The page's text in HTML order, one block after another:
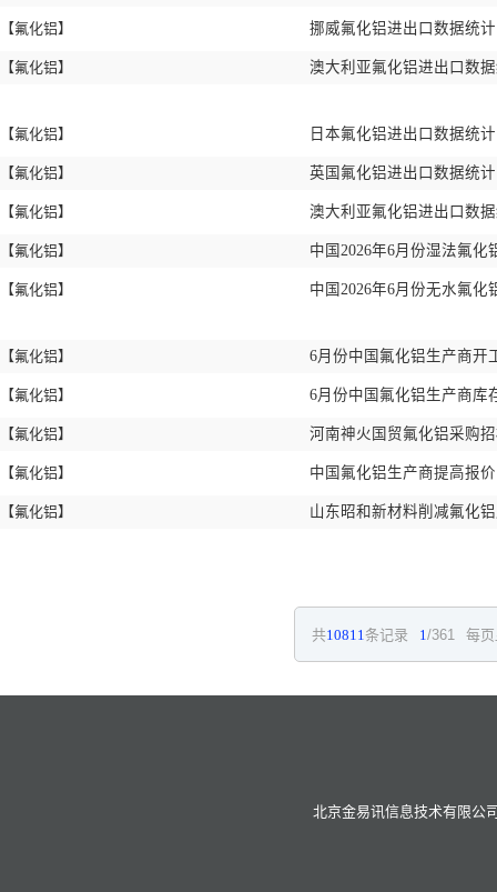
【氟化铝】
【氟化铝】
【氟化铝】
【氟化铝】
【氟化铝】
【氟化铝】
【氟化铝】
【氟化铝】
【氟化铝】
【氟化铝】
【氟化铝】
【氟化铝】
挪威氟化铝进出口数据统
澳大利亚氟化铝进出口数
日本氟化铝进出口数据统
英国氟化铝进出口数据统
澳大利亚氟化铝进出口数
中国2026年6月份湿法氟
中国2026年6月份无水氟
6月份中国氟化铝生产商开
6月份中国氟化铝生产商库
河南神火国贸氟化铝采购
中国氟化铝生产商提高报
山东昭和新材料削减氟化
共10811条记录 1/361 每
北京金易讯信息技术有限公